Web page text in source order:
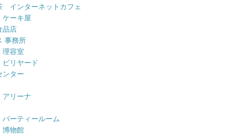
インターネットカフェ
ーキ屋
品店
事務所
容室
リヤード
ンター
リーナ
ーティールーム
物館